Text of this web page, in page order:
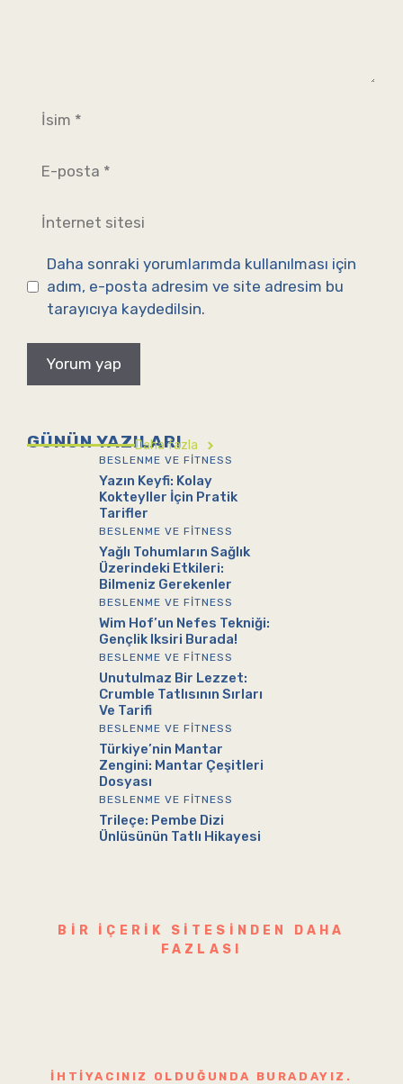
İsim
posta
İnternet
sitesi
Daha sonraki yorumlarımda kullanılması için
adım, e-posta adresim ve site adresim bu
tarayıcıya kaydedilsin.
GÜNÜN YAZILARI
Daha fazla
BESLENME VE FITNESS
Yazın Keyfi: Kolay
Kokteyller İçin Pratik
Tarifler
BESLENME VE FITNESS
Yağlı Tohumların Sağlık
Üzerindeki Etkileri:
Bilmeniz Gerekenler
BESLENME VE FITNESS
Wim Hof’un Nefes Tekniği:
Gençlik Iksiri Burada!
BESLENME VE FITNESS
Unutulmaz Bir Lezzet:
Crumble Tatlısının Sırları
Ve Tarifi
BESLENME VE FITNESS
Türkiye’nin Mantar
Zengini: Mantar Çeşitleri
Dosyası
BESLENME VE FITNESS
Trileçe: Pembe Dizi
Ünlüsünün Tatlı Hikayesi
BIR IÇERIK SITESINDEN DAHA
FAZLASI
İHTIYACINIZ OLDUĞUNDA BURADAYIZ.